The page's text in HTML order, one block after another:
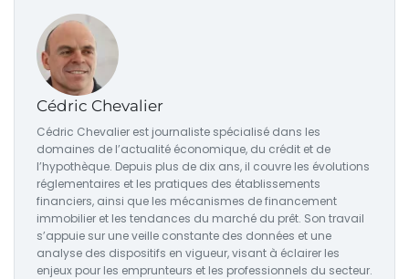
Cédric Chevalier
Cédric Chevalier est journaliste spécialisé dans les
domaines de l’actualité économique, du crédit et de
l’hypothèque. Depuis plus de dix ans, il couvre les évolutions
réglementaires et les pratiques des établissements
financiers, ainsi que les mécanismes de financement
immobilier et les tendances du marché du prêt. Son travail
s’appuie sur une veille constante des données et une
analyse des dispositifs en vigueur, visant à éclairer les
enjeux pour les emprunteurs et les professionnels du secteur.